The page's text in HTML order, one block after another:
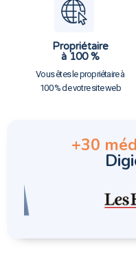
Propriétaire
à 100 %
Vous êtes le propriétaire à
100 % de votre site web
+30